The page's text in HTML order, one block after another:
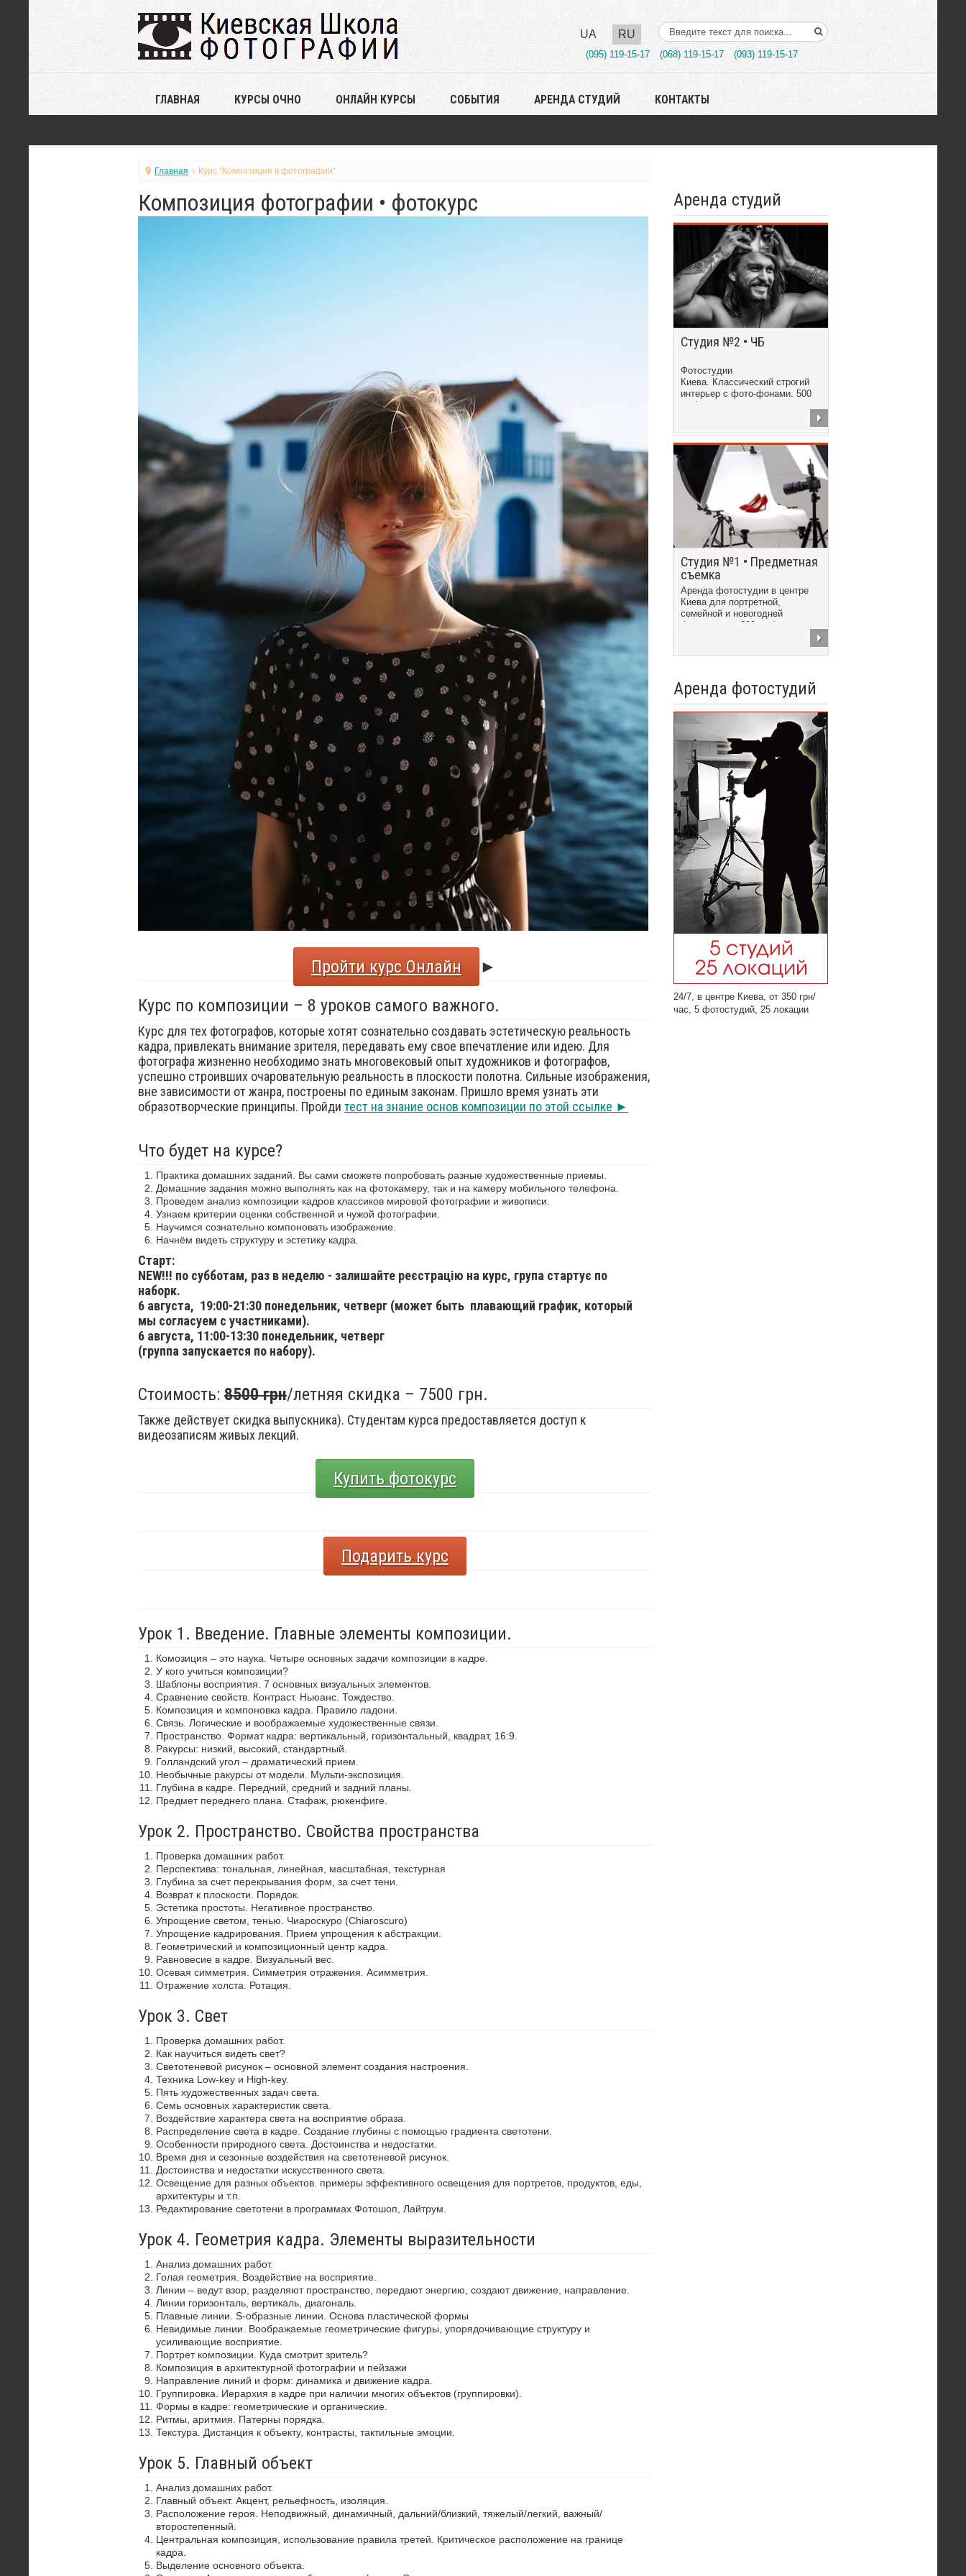
UA RU Поиск..
(095) 119-15-17 (068) 119-15-17 (093) 119-15-17
ГЛАВНАЯ КУРСЫ ОЧНО ОНЛАЙН КУРСЫ СОБЫТИЯ АРЕНДА СТУДИЙ КОНТАКТЫ
Главная Курс "Композиция в фотографии"
Композиция фотографии • фотокурс
Пройти курс Онлайн
►
Курс по композиции – 8 уроков самого важного.
Курс для тех фотографов, которые хотят сознательно создавать эстетическую реальность
кадра, привлекать внимание зрителя, передавать ему свое впечатление или идею. Для
фотографа жизненно необходимо знать многовековый опыт художников и фотографов,
успешно строивших очаровательную реальность в плоскости полотна. Сильные изображения,
вне зависимости от жанра, построены по единым законам. Пришло время узнать эти
образотворческие принципы. Пройди тест на знание основ композиции по этой ссылке ►
Что будет на курсе?
Практика домашних заданий. Вы сами сможете попробовать разные художественные приемы.
Домашние задания можно выполнять как на фотокамеру, так и на камеру мобильного телефона.
Проведем анализ композиции кадров классиков мировой фотографии и живописи.
Узнаем критерии оценки собственной и чужой фотографии.
Научимся сознательно компоновать изображение.
Начнём видеть структуру и эстетику кадра.
Старт:
NEW!!! по субботам, раз в неделю - залишайте реєстрацію на курс, група стартує по
наборк.
6 августа, 19:00-21:30 понедельник, четверг (может быть плавающий график, который
мы согласуем с участниками).
6 августа, 11:00-13:30 понедельник, четверг
(группа запускается по набору).
Стоимость: 8500 грн/летняя скидка – 7500 грн.
Также действует скидка выпускника). Студентам курса предоставляется доступ к
видеозаписям живых лекций.
Купить фотокурс
Подарить курс
Урок 1. Введение. Главные элементы композиции.
Комозиция – это наука. Четыре основных задачи композиции в кадре.
У кого учиться композиции?
Шаблоны восприятия. 7 основных визуальных элементов.
Сравнение свойств. Контраст. Ньюанс. Тождество.
Композиция и компоновка кадра. Правило ладони.
Связь. Логические и воображаемые художественные связи.
Пространство. Формат кадра: вертикальный, горизонтальный, квадрат, 16:9.
Ракурсы: низкий, высокий, стандартный.
Голландский угол – драматический прием.
Необычные ракурсы от модели. Мульти-экспозиция.
Глубина в кадре. Передний, средний и задний планы.
Предмет переднего плана. Стафаж, рюкенфиге.
Урок 2. Пространство. Свойства пространства
Проверка домашних работ.
Перспектива: тональная, линейная, масштабная, текстурная
Глубина за счет перекрывания форм, за счет тени.
Возврат к плоскости. Порядок.
Эстетика простоты. Негативное пространство.
Упрощение светом, тенью. Чиароскуро (Chiaroscuro)
Упрощение кадрирования. Прием упрощения к абстракции.
Геометрический и композиционный центр кадра.
Равновесие в кадре. Визуальный вес.
Осевая симметрия. Симметрия отражения. Асимметрия.
Отражение холста. Ротация.
Урок 3. Свет
Проверка домашних работ.
Как научиться видеть свет?
Светотеневой рисунок – основной элемент создания настроения.
Техника Low-key и High-key.
Пять художественных задач света.
Семь основных характеристик света.
Воздействие характера света на восприятие образа.
Распределение света в кадре. Создание глубины с помощью градиента светотени.
Особенности природного света. Достоинства и недостатки.
Время дня и сезонные воздействия на светотеневой рисунок.
Достоинства и недостатки искусственного света.
Освещение для разных объектов. примеры эффективного освещения для портретов, продуктов, еды,
архитектуры и т.п.
Редактирование светотени в программах Фотошоп, Лайтрум.
Урок 4. Геометрия кадра. Элементы выразительности
Анализ домашних работ.
Голая геометрия. Воздействие на восприятие.
Линии – ведут взор, разделяют пространство, передают энергию, создают движение, направление.
Линии горизонталь, вертикаль, диагональ.
Плавные линии. S-образные линии. Основа пластической формы
Невидимые линии. Воображаемые геометрические фигуры, упорядочивающие структуру и
усиливающие восприятие.
Портрет композиции. Куда смотрит зритель?
Композиция в архитектурной фотографии и пейзажи
Направление линий и форм: динамика и движение кадра.
Группировка. Иерархия в кадре при наличии многих объектов (группировки).
Формы в кадре: геометрические и органические.
Ритмы, аритмия. Патерны порядка.
Текстура. Дистанция к объекту, контрасты, тактильные эмоции.
Урок 5. Главный объект
Анализ домашних работ.
Главный объект. Акцент, рельефность, изоляция.
Расположение героя. Неподвижный, динамичный, дальний/близкий, тяжелый/легкий, важный/
второстепенный.
Центральная композиция, использование правила третей. Критическое расположение на границе
кадра.
Выделение основного объекта.
Аренда студий
Студия №2 • ЧБ
Фотостудии
Киева. Классический строгий
интерьер с фото-фонами. 500
грн/час
Студия №1 • Предметная
съемка
Аренда фотостудии в центре
Киева для портретной,
семейной и новогодней
фотосъемки. 300 грн/час
Аренда фотостудий
24/7, в центре Киева, от 350 грн/
час, 5 фотостудий, 25 локации